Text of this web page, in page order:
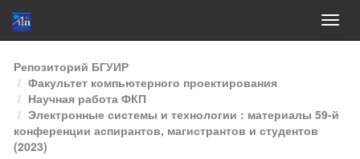
Skip
navigation
Репозиторий БГУИР
Факультет компьютерного проектирования
Научная работа ФКП
Электронные системы и технологии : материалы 59-й
конференции аспирантов, магистрантов и студентов
(2023)